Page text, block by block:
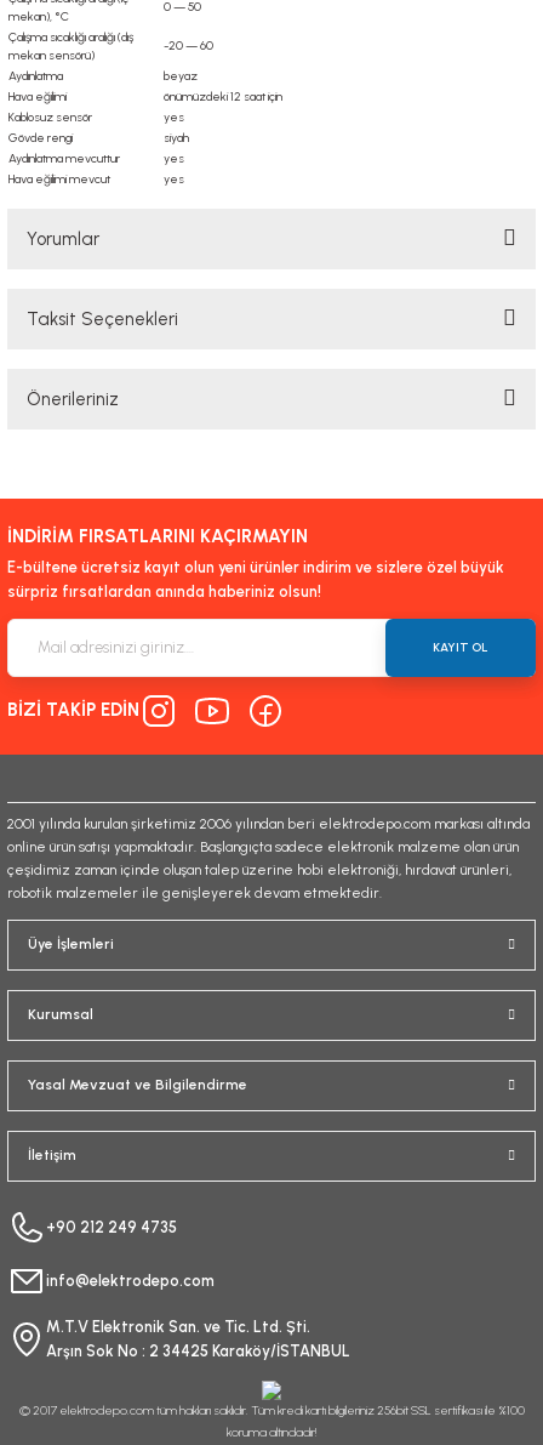
mekan), °C
0 — 50
Çalışma sıcaklığı aralığı (dış
mekan sensörü)
-20 — 60
Aydınlatma
beyaz
Hava eğilimi
önümüzdeki 12 saat için
Kablosuz sensör
yes
Gövde rengi
siyah
Aydınlatma mevcuttur
yes
Hava eğilimi mevcut
yes
Yorumlar
Taksit Seçenekleri
Önerileriniz
yetersiz gördüğünüz noktaları öneri formunu kullanarak tarafımıza
iletebilirsiniz.
Görüş ve önerileriniz için teşekkür ederiz.
Ürün açıklamasında eksik bilgiler bulunuyor.
Ürün bilgilerinde hatalar bulunuyor.
Ürün fiyatı diğer sitelerden daha pahalı.
Gönder
İNDİRİM FIRSATLARINI KAÇIRMAYIN
E-bültene ücretsiz kayıt olun yeni ürünler indirim ve sizlere özel büyük
sürpriz fırsatlardan anında haberiniz olsun!
KAYIT OL
BİZİ TAKİP EDİN
2001 yılında kurulan şirketimiz 2006 yılından beri elektrodepo.com markası altında
online ürün satışı yapmaktadır. Başlangıçta sadece elektronik malzeme olan ürün
çeşidimiz zaman içinde oluşan talep üzerine hobi elektroniği, hırdavat ürünleri,
robotik malzemeler ile genişleyerek devam etmektedir.
Üye İşlemleri
Kurumsal
Yasal Mevzuat ve Bilgilendirme
İletişim
+90 212 249 4735
info@elektrodepo.com
M.T.V Elektronik San. ve Tic. Ltd. Şti.
Arşın Sok No : 2 34425 Karaköy/İSTANBUL
© 2017 elektrodepo.com tüm hakları saklıdır. Tüm kredi kartı bilgileriniz 256bit SSL sertifikası ile %100
koruma altındadır!